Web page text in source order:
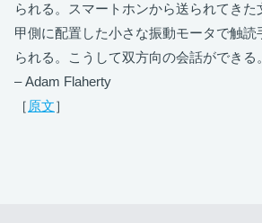
られる。スマートホンから送られてき
甲側に配置した小さな振動モータで触読
られる。こうして双方向の会話ができる
– Adam Flaherty
［ 原文］